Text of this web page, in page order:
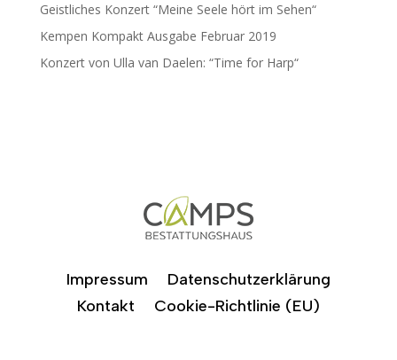
Geistliches Konzert “Meine Seele hört im Sehen“
Kempen Kompakt Ausgabe Februar 2019
Konzert von Ulla van Daelen: “Time for Harp“
Impressum
Datenschutzerklärung
Kontakt
Cookie-Richtlinie (EU)